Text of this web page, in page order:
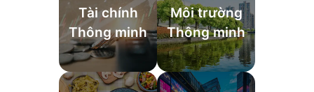
Tài chính
Thông minh
Môi trường
Thông minh